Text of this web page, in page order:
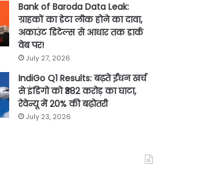
Bank of Baroda Data Leak:
ग्राहकों का डेटा लीक होने का दावा,
अकाउंट डिटेल्स से आधार तक डार्क
वेब पर!
July 27, 2026
IndiGo Q1 Results: बढ़ते ईंधन खर्च
से इंडिगो को ₹382 करोड़ का घाटा,
रेवेन्यू में 20% की बढ़ोतरी
July 23, 2026